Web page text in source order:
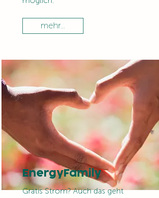
mehr...
EnergyFamily
Gratis Strom? Auch das geht